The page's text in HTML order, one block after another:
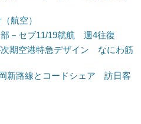
航空）
－セブ11/19就航 週4往復
期空港特急デザイン なにわ筋
新路線とコードシェア 訪日客